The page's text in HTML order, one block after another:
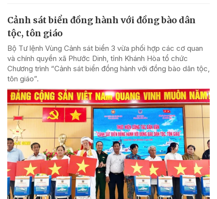
Cảnh sát biển đồng hành với đồng bào dân
tộc, tôn giáo
Bộ Tư lệnh Vùng Cảnh sát biển 3 vừa phối hợp các cơ quan
và chính quyền xã Phước Dinh, tỉnh Khánh Hòa tổ chức
Chương trình “Cảnh sát biển đồng hành với đồng bào dân tộc,
tôn giáo”.